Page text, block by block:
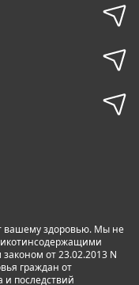
вашему здоровью. Мы не
от 23.02.2013 N
граждан от
и последствий